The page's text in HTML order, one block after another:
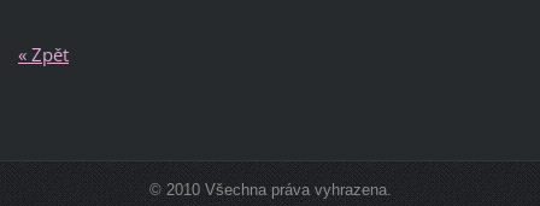
« Zpět
© 2010 Všechna práva vyhrazena.